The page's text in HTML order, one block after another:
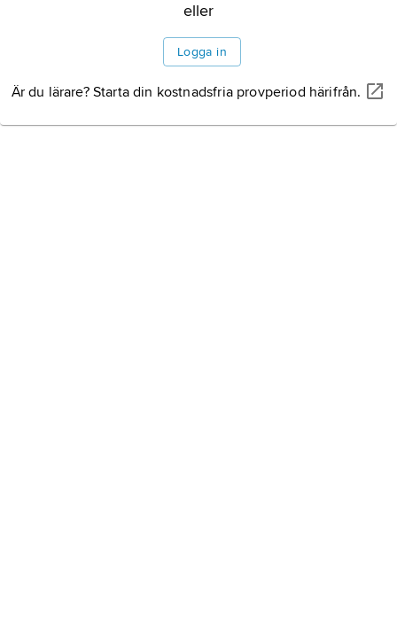
eller
Logga in
Är du lärare? Starta din kostnadsfria provperiod härifrån.